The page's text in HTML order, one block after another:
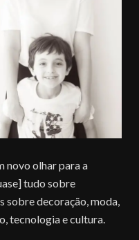
novo olhar para a
tudo sobre
sobre decoração, moda,
tecnologia e cultura.